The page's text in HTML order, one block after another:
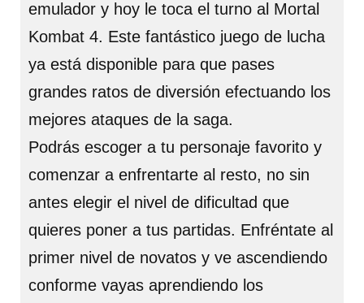
emulador y hoy le toca el turno al Mortal
Kombat 4. Este fantástico juego de lucha
ya está disponible para que pases
grandes ratos de diversión efectuando los
mejores ataques de la saga.
Podrás escoger a tu personaje favorito y
comenzar a enfrentarte al resto, no sin
antes elegir el nivel de dificultad que
quieres poner a tus partidas. Enfréntate al
primer nivel de novatos y ve ascendiendo
conforme vayas aprendiendo los